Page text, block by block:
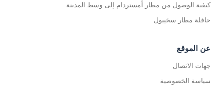
كيفية الوصول من مطار أمستردام إلى وسط المدينة
حافلة مطار سخيبول
عن الموقع
جهات الاتصال
سياسة الخصوصية